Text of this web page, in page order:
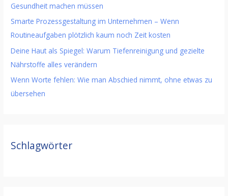
Gesundheit machen müssen
Smarte Prozessgestaltung im Unternehmen – Wenn
Routineaufgaben plötzlich kaum noch Zeit kosten
Deine Haut als Spiegel: Warum Tiefenreinigung und gezielte
Nährstoffe alles verändern
Wenn Worte fehlen: Wie man Abschied nimmt, ohne etwas zu
übersehen
Schlagwörter